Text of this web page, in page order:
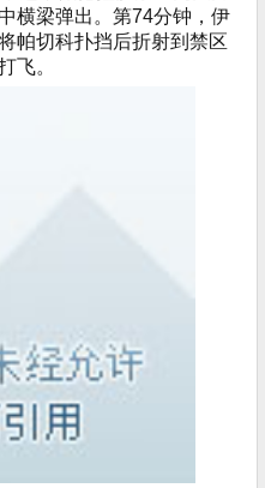
横梁弹出。第74分钟，伊
帕切科扑挡后折射到禁区
飞。